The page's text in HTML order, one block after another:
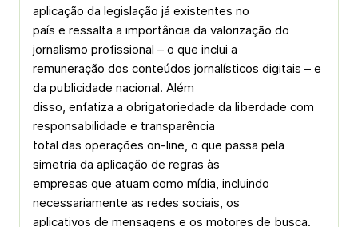
aplicação da legislação já existentes no
país e ressalta a importância da valorização do
jornalismo profissional – o que inclui a
remuneração dos conteúdos jornalísticos digitais – e
da publicidade nacional. Além
disso, enfatiza a obrigatoriedade da liberdade com
responsabilidade e transparência
total das operações on-line, o que passa pela
simetria da aplicação de regras às
empresas que atuam como mídia, incluindo
necessariamente as redes sociais, os
aplicativos de mensagens e os motores de busca.